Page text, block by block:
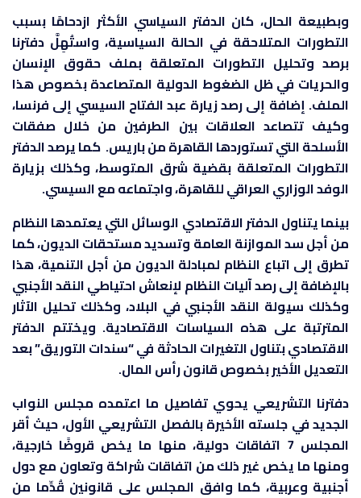
وبطبيعة الحال، كان الدفتر السياسي الأكثر ازدحامًا بسبب
التطورات المتلاحقة في الحالة السياسية، واستُهِلَّ دفترنا
برصد وتحليل التطورات المتعلقة بملف حقوق الإنسان
والحريات في ظل الضغوط الدولية المتصاعدة بخصوص هذا
الملف. إضافة إلى رصد زيارة عبد الفتاح السيسي إلى فرنسا،
وكيف تتصاعد العلاقات بين الطرفين من خلال صفقات
الأسلحة التي تستوردها القاهرة من باريس. كما يرصد الدفتر
التطورات المتعلقة بقضية شرق المتوسط، وكذلك بزيارة
الوفد الوزاري العراقي للقاهرة، واجتماعه مع السيسي.
بينما يتناول الدفتر الاقتصادي الوسائل التي يعتمدها النظام
من أجل سد الموازنة العامة وتسديد مستحقات الديون، كما
تطرق إلى اتباع النظام لمبادلة الديون من أجل التنمية، هذا
بالإضافة إلى رصد آليات النظام لإنعاش احتياطي النقد الأجنبي
وكذلك سيولة النقد الأجنبي في البلاد، وكذلك تحليل الآثار
المترتبة على هذه السياسات الاقتصادية. ويختتم الدفتر
الاقتصادي بتناول التغيرات الحادثة في “سندات التوريق” بعد
التعديل الأخير بخصوص قانون رأس المال.
دفترنا التشريعي يحوي تفاصيل ما اعتمده مجلس النواب
الجديد في جلسته الأخيرة بالفصل التشريعي الأول، حيث أقر
المجلس 7 اتفاقات دولية، منها ما يخص قروضًا خارجية،
ومنها ما يخص غير ذلك من اتفاقات شراكة وتعاون مع دول
أجنبية وعربية، كما وافق المجلس على قانونين قُدِّما من